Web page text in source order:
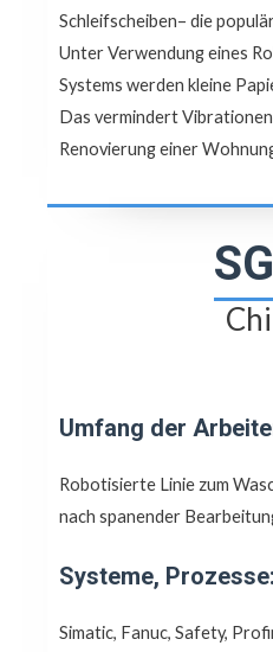
Schleifscheiben– die
Unter Verwendung eines
Systems werden kleine
Das vermindert
Renovierung einer
Umfang der
Robotisierte Linie zum
nach spanender
Systeme, Prozesse:
Simatic, Fanuc, Safety,